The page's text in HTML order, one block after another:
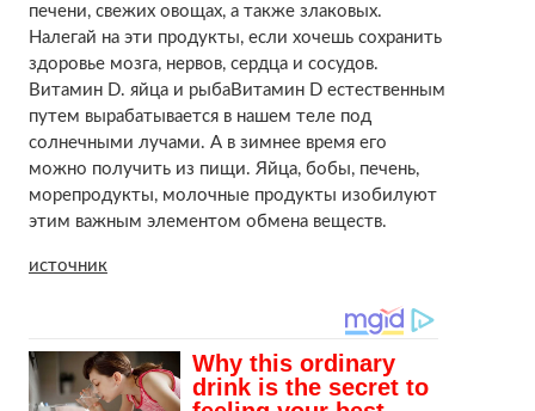
печени, свежих овощах, а также злаковых.
Налегай на эти продукты, если хочешь сохранить
здоровье мозга, нервов, сердца и сосудов.
Витамин D. яйца и рыбаВитамин D естественным
путем вырабатывается в нашем теле под
солнечными лучами. А в зимнее время его
можно получить из пищи. Яйца, бобы, печень,
морепродукты, молочные продукты изобилуют
этим важным элементом обмена веществ.
источник